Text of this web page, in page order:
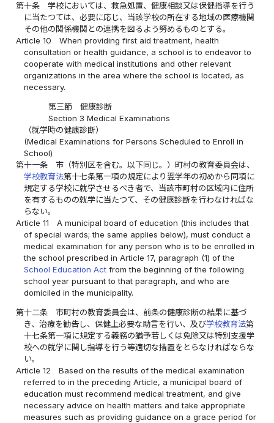
第十条
学校においては、救急処置、健康相談又は保健指導を行う
に当たつては、必要に応じ、当該学校の所在する地域の医療機関
その他の関係機関との連携を図るよう努めるものとする。
Article 10
When providing first aid treatment, health
consultation or health guidance, a school is to endeavor to
cooperate with medical institutions and other relevant
organizations in the area where the school is located, as
necessary.
第三節 健康診断
Section 3 Medical Examinations
（就学時の健康診断）
(Medical Examinations for Persons Scheduled to Enroll in
School)
第十一条
市（特別区を含む。以下同じ。）町村の教育委員会は、
学校教育法第十七条第一項の規定により翌学年の初めから同項に
規定する学校に就学させるべき者で、当該市町村の区域内に住所
を有するものの就学に当たつて、その健康診断を行わなければな
らない。
Article 11
A municipal board of education (this includes that
of special wards; the same applies below), must conduct a
medical examination for any person who is to be enrolled in
the school prescribed in Article 17, paragraph (1) of the
School Education Act from the beginning of the following
school year pursuant to that paragraph, and who are
domiciled in the municipality.
第十二条
市町村の教育委員会は、前条の健康診断の結果に基づ
き、治療を勧告し、保健上必要な助言を行い、及び学校教育法第
十七条第一項に規定する義務の猶予若しくは免除又は特別支援学
校への就学に関し指導を行う等適切な措置をとらなければならな
い。
Article 12
Based on the results of the medical examination
referred to in the preceding Article, a municipal board of
education must recommend medical treatment, and give
necessary advice on health matters and take appropriate
measures such as providing guidance on a grace period for